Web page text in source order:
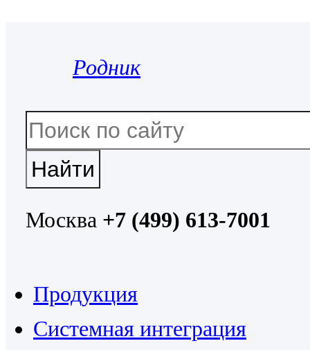
Родник
Москва +7 (499) 613-7001
Продукция
Системная интеграция